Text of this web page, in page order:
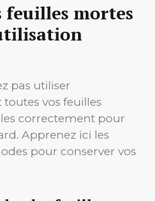
feuilles mortes
pas utiliser
vos feuilles
correctement pour
Apprenez ici les
pour conserver vos